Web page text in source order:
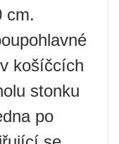
cm.
košíčcích
stonku
po